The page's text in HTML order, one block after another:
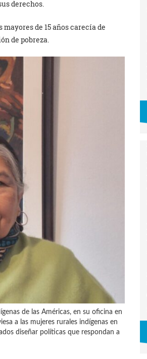
derechos.
de 15 años carecía de
de pobreza.
de las Américas, en su oficina en
a las mujeres rurales indígenas en
diseñar políticas que respondan a